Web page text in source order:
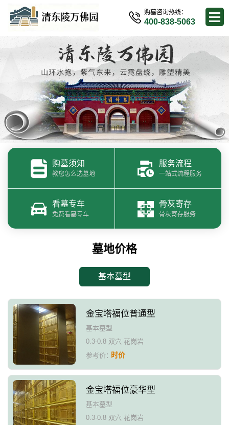
购墓咨询热线：
400-838-5063
购墓须知
教您怎么选墓地
服务流程
一站式流程服务
看墓专车
免费看墓专车
骨灰寄存
骨灰寄存服务
墓地价格
基本墓型
金宝塔福位普通型
基本墓型
0.3-0.8 双穴 花岗岩
参考价：时价
金宝塔福位豪华型
基本墓型
0.3-0.8 双穴 花岗岩